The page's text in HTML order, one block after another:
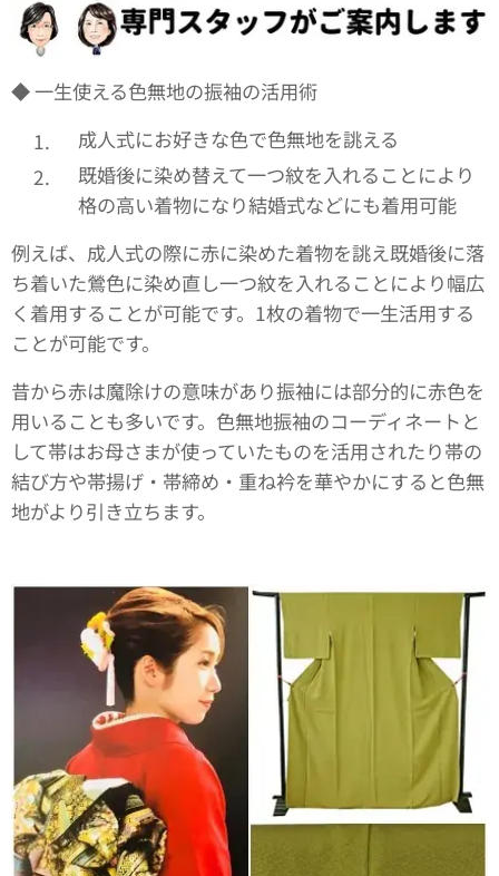
◆ 一生使える色無地の振袖の活用術
成人式にお好きな色で色無地を誂える
既婚後に染め替えて一つ紋を入れることにより
格の高い着物になり結婚式などにも着用可能
例えば、成人式の際に赤に染めた着物を誂え既婚後に落
ち着いた鶯色に染め直し一つ紋を入れることにより幅広
く着用することが可能です。1枚の着物で一生活用する
ことが可能です。
昔から赤は魔除けの意味があり振袖には部分的に赤色を
用いることも多いです。色無地振袖のコーディネートと
して帯はお母さまが使っていたものを活用されたり帯の
結び方や帯揚げ・帯締め・重ね衿を華やかにすると色無
地がより引き立ちます。